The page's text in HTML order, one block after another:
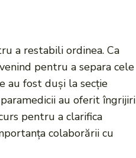
a restabili ordinea. Ca
pentru a separa cele
au fost duși la secție
au oferit îngrijiri
pentru a clarifica
colaborării cu